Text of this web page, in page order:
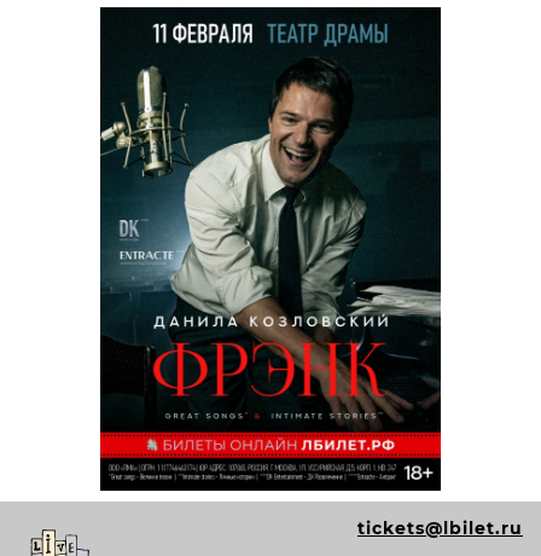
tickets@lbilet.ru